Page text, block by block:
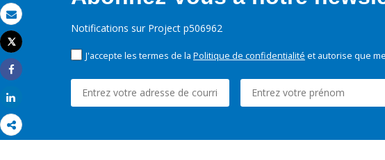
Email
Imprimer
Tweet
Share
Notifications sur Project p506962
J'accepte les termes de la Politique de confidentialité et autorise que